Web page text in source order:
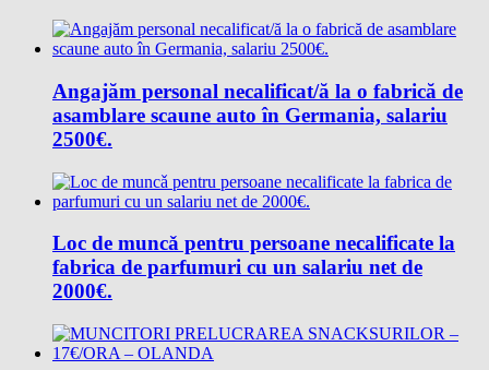
Angajăm personal necalificat/ă la o fabrică de
asamblare scaune auto în Germania, salariu
2500€.
Loc de muncǎ pentru persoane necalificate la
fabrica de parfumuri cu un salariu net de
2000€.